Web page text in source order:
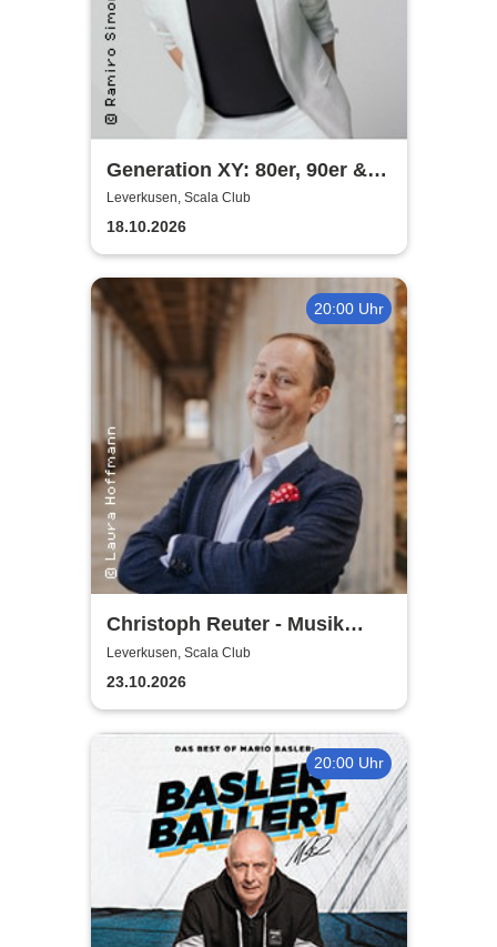
Generation XY: 80er, 90er &
das Leben heute - Die
Comedy-Show mit Olaf Bossi
Leverkusen, Scala Club
18.10.2026
20:00 Uhr
Christoph Reuter - Musik
macht sexy! (außer manche)
Leverkusen, Scala Club
23.10.2026
20:00 Uhr